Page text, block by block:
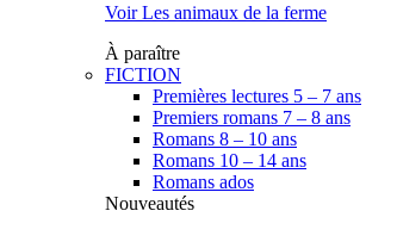
Voir Les animaux de la ferme
À paraître
FICTION
Premières lectures 5 – 7 ans
Premiers romans 7 – 8 ans
Romans 8 – 10 ans
Romans 10 – 14 ans
Romans ados
Nouveautés